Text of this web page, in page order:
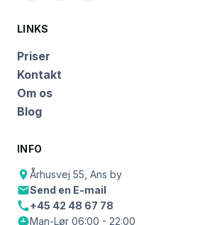
LINKS
Priser
Kontakt
Om os
Blog
INFO
Århusvej 55, Ans by
Send en E-mail
+45 42 48 67 78
Man-Lør 06:00 - 22:00